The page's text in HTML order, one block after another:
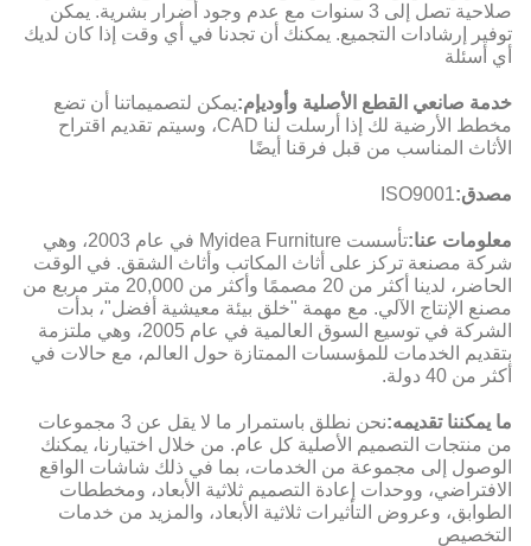
صلاحية تصل إلى 3 سنوات مع عدم وجود أضرار بشرية. يمكن
توفير إرشادات التجميع. يمكنك أن تجدنا في أي وقت إذا كان لديك
أي أسئلة
خدمة صانعي القطع الأصلية وأوديإم:يمكن لتصميماتنا أن تضع
مخطط الأرضية لك إذا أرسلت لنا CAD، وسيتم تقديم اقتراح
الأثاث المناسب من قبل فرقنا أيضًا
مصدق:ISO9001
معلومات عنا:
تأسست Myidea Furniture في عام 2003، وهي
شركة مصنعة تركز على أثاث المكاتب وأثاث الشقق. في الوقت
الحاضر، لدينا أكثر من 20 مصممًا وأكثر من 20,000 متر مربع من
مصنع الإنتاج الآلي. مع مهمة "خلق بيئة معيشية أفضل"، بدأت
الشركة في توسيع السوق العالمية في عام 2005، وهي ملتزمة
بتقديم الخدمات للمؤسسات الممتازة حول العالم، مع حالات في
أكثر من 40 دولة.
ما يمكننا تقديمه:
نحن نطلق باستمرار ما لا يقل عن 3 مجموعات
من منتجات التصميم الأصلية كل عام. من خلال اختيارنا، يمكنك
الوصول إلى مجموعة من الخدمات، بما في ذلك شاشات الواقع
الافتراضي، ووحدات إعادة التصميم ثلاثية الأبعاد، ومخططات
الطوابق، وعروض التأثيرات ثلاثية الأبعاد، والمزيد من خدمات
التخصيص